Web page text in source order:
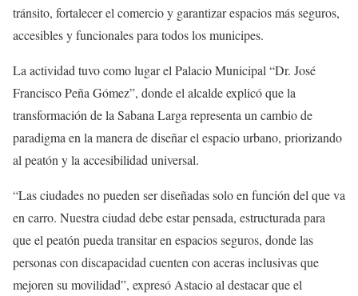
tránsito, fortalecer el comercio y garantizar espacios más seguros,
accesibles y funcionales para todos los municipes.
La actividad tuvo como lugar el Palacio Municipal “Dr. José
Francisco Peña Gómez”, donde el alcalde explicó que la
transformación de la Sabana Larga representa un cambio de
paradigma en la manera de diseñar el espacio urbano, priorizando
al peatón y la accesibilidad universal.
“Las ciudades no pueden ser diseñadas solo en función del que va
en carro. Nuestra ciudad debe estar pensada, estructurada para
que el peatón pueda transitar en espacios seguros, donde las
personas con discapacidad cuenten con aceras inclusivas que
mejoren su movilidad”, expresó Astacio al destacar que el